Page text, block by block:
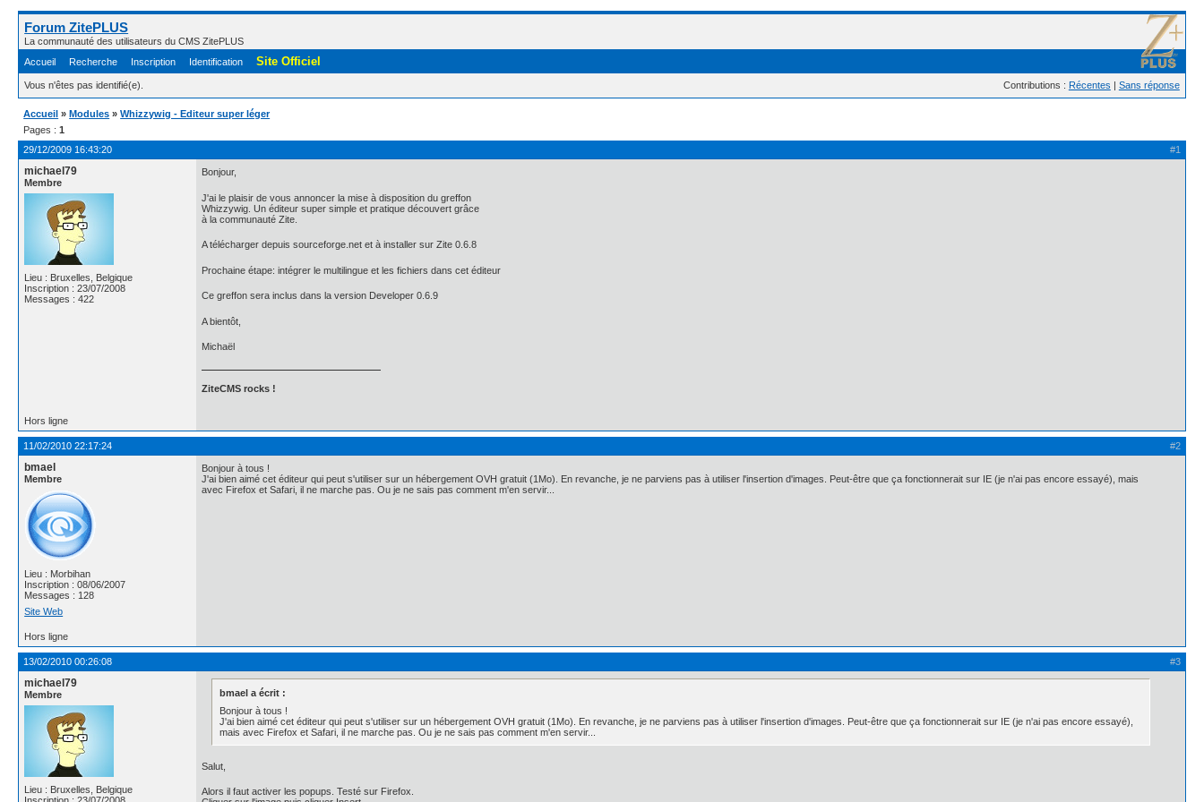
Forum ZitePLUS
La communauté des utilisateurs du CMS ZitePLUS
Accueil
Recherche Inscription Identification Site Officiel
Vous n'êtes pas identifié(e). Contributions : Récentes | Sans réponse
Accueil »Modules »Whizzywig - Editeur super léger
Pages :1
#1
29/12/2009 16:43:20
michael79
Membre
Lieu : Bruxelles, Belgique
Inscription : 23/07/2008
Messages : 422
Bonjour,
J'ai le plaisir de vous annoncer la mise à disposition du greffon
Whizzywig. Un éditeur super simple et pratique découvert grâce
à la communauté Zite.
A télécharger depuis sourceforge.net et à installer sur Zite 0.6.8
Prochaine étape: intégrer le multilingue et les fichiers dans cet éditeur
Ce greffon sera inclus dans la version Developer 0.6.9
A bientôt,
Michaël
ZiteCMS rocks !
Hors ligne
#2
11/02/2010 22:17:24
bmael
Membre
Lieu : Morbihan
Inscription : 08/06/2007
Messages : 128
Site Web
Bonjour à tous !
J'ai bien aimé cet éditeur qui peut s'utiliser sur un hébergement OVH gratuit (1Mo). En revanche, je ne parviens pas à utiliser l'insertion d'images. Peut-être que ça fonctionnerait sur IE (je n'ai pas encore essayé), mais
avec Firefox et Safari, il ne marche pas. Ou je ne sais pas comment m'en servir...
Hors ligne
#3
13/02/2010 00:26:08
michael79
Membre
Lieu : Bruxelles, Belgique
bmael a écrit :
Bonjour à tous !
J'ai bien aimé cet éditeur qui peut s'utiliser sur un hébergement OVH gratuit (1Mo). En revanche, je ne parviens pas à utiliser l'insertion d'images. Peut-être que ça fonctionnerait sur IE (je n'ai pas encore essayé),
mais avec Firefox et Safari, il ne marche pas. Ou je ne sais pas comment m'en servir...
Salut,
Alors il faut activer les popups. Testé sur Firefox.